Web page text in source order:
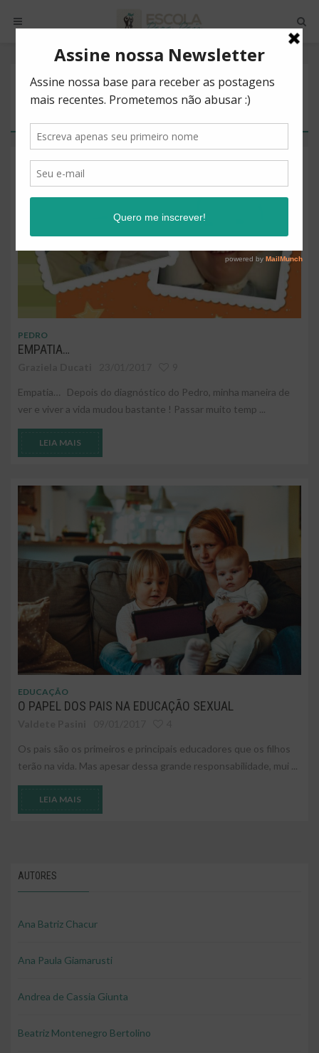
POSTS BY TAG
CONVIVER
PEDRO
EMPATIA…
Empatia… Depois do diagnóstico do Pedro, minha maneira de
ver e viver a vida mudou bastante ! Passar muito temp ...
LEIA MAIS
EDUCAÇÃO
O PAPEL DOS PAIS NA EDUCAÇÃO SEXUAL
Os pais são os primeiros e principais educadores que os filhos
terão na vida. Mas apesar dessa grande responsabilidade, mui ...
LEIA MAIS
AUTORES
Ana Batriz Chacur
Ana Paula Giamarusti
Andrea de Cassia Giunta
Beatriz Montenegro Bertolino